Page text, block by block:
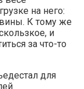
на него:
К тому же
и
за что-то